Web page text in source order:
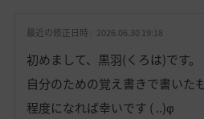
最近の修正日時 : 2026.06.30 19:18
初めまして、黒羽(くろは)です。
自分のための覚え書きで書いた
程度になれば幸いです ( ..)φ